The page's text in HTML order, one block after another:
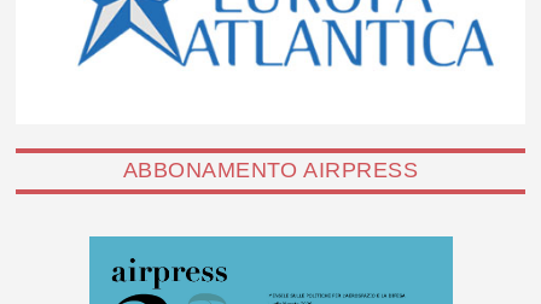
ABBONAMENTO AIRPRESS